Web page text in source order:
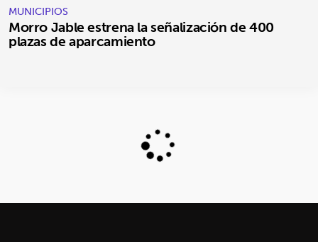
MUNICIPIOS
Morro Jable estrena la señalización de 400
plazas de aparcamiento